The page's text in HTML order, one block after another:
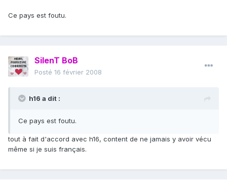
Ce pays est foutu.
SilenT BoB
Posté 16 février 2008
h16 a dit :
Ce pays est foutu.
tout à fait d'accord avec h16, content de ne jamais y avoir vécu
même si je suis français.